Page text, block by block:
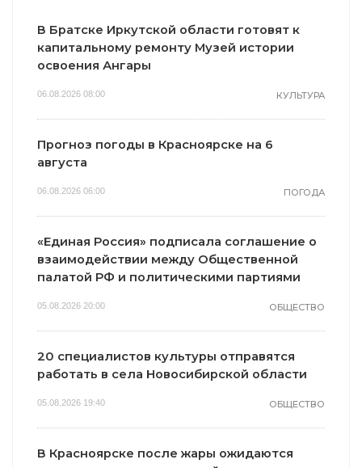
В Братске Иркутской области готовят к
капитальному ремонту Музей истории
освоения Ангары
06.08.2026 08:00 КУЛЬТУРА
Прогноз погоды в Красноярске на 6
августа
06.08.2026 06:00 ПОГОДА
«Единая Россия» подписала соглашение о
взаимодействии между Общественной
палатой РФ и политическими партиями
05.08.2026 20:00 ОБЩЕСТВО
20 специалистов культуры отправятся
работать в села Новосибирской области
05.08.2026 19:40 ОБЩЕСТВО
В Красноярске после жары ожидаются